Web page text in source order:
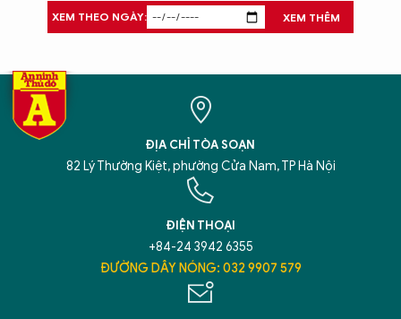
XEM THEO NGÀY: XEM THÊM
ĐỊA CHỈ TÒA SOẠN
82 Lý Thường Kiệt, phường Cửa Nam, TP Hà Nội
ĐIỆN THOẠI
+84-24 3942 6355
ĐƯỜNG DÂY NÓNG: 032 9907 579